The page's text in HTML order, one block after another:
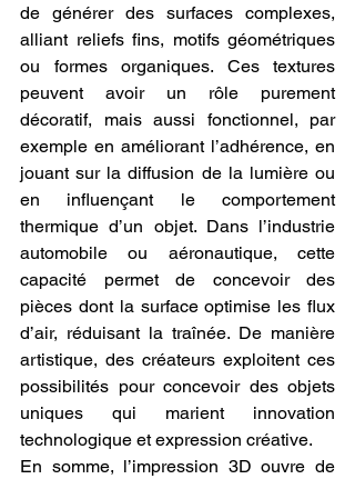
de générer des surfaces complexes,
alliant reliefs fins, motifs géométriques
ou formes organiques. Ces textures
peuvent avoir un rôle purement
décoratif, mais aussi fonctionnel, par
exemple en améliorant l’adhérence, en
jouant sur la diffusion de la lumière ou
en influençant le comportement
thermique d’un objet. Dans l’industrie
automobile ou aéronautique, cette
capacité permet de concevoir des
pièces dont la surface optimise les flux
d’air, réduisant la traînée. De manière
artistique, des créateurs exploitent ces
possibilités pour concevoir des objets
uniques qui marient innovation
technologique et expression créative.
En somme, l’impression 3D ouvre de